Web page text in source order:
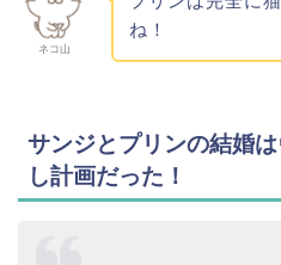
ネコ山
ね！
サンジとプリンの結婚
し計画だった！